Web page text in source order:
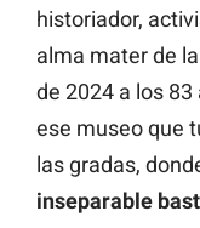
historiador,
alma mater de
de 2024 a los
ese museo que
las gradas,
inseparable